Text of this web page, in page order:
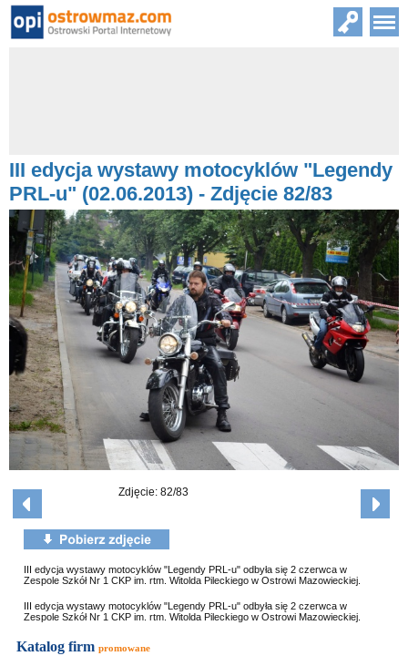
III edycja wystawy motocyklów "Legendy
PRL-u" (02.06.2013) - Zdjęcie 82/83
Zdjęcie: 82/83
III edycja wystawy motocyklów "Legendy PRL-u" odbyła się 2 czerwca w
Zespole Szkół Nr 1 CKP im. rtm. Witolda Pileckiego w Ostrowi Mazowieckiej.
III edycja wystawy motocyklów "Legendy PRL-u" odbyła się 2 czerwca w
Zespole Szkół Nr 1 CKP im. rtm. Witolda Pileckiego w Ostrowi Mazowieckiej.
Katalog firm promowane